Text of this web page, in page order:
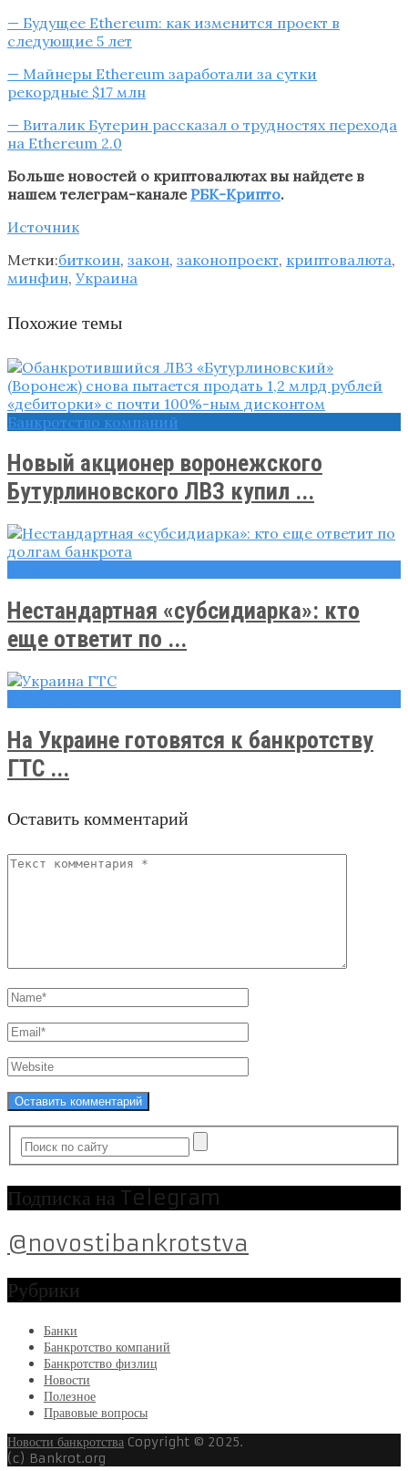
— Будущее Ethereum: как изменится проект в
следующие 5 лет
— Майнеры Ethereum заработали за сутки
рекордные $17 млн
— Виталик Бутерин рассказал о трудностях перехода
на Ethereum 2.0
Больше новостей о криптовалютах вы найдете в
нашем телеграм-канале РБК-Крипто.
Источник
Метки:биткоин, закон, законопроект, криптовалюта,
минфин, Украина
Похожие темы
Банкротство компаний
Новый акционер воронежского
Бутурлиновского ЛВЗ купил ...
Нестандартная «субсидиарка»: кто
еще ответит по ...
На Украине готовятся к банкротству
ГТС ...
Оставить комментарий
Подписка на Telegram
@novostibankrotstva
Рубрики
Банки
Банкротство компаний
Банкротство физлиц
Новости
Полезное
Правовые вопросы
Новости банкротства Copyright © 2025.
(c) Bankrot.org